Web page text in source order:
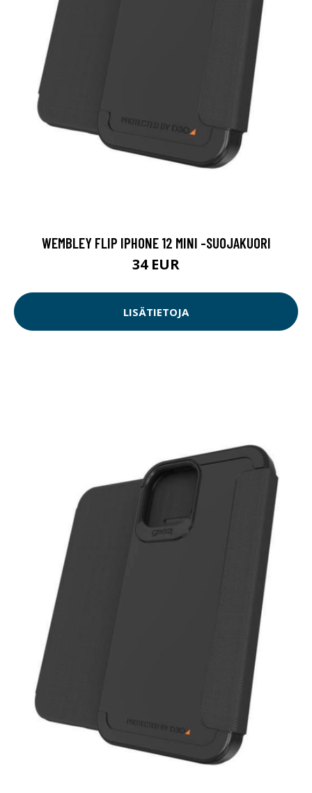
WEMBLEY FLIP IPHONE 12 MINI -SUOJAKUORI
34 EUR
LISÄTIETOJA